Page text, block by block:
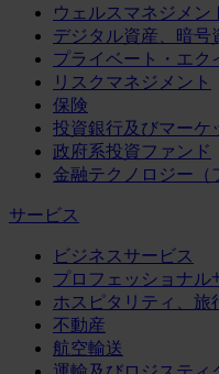
ウェルスマネジメン
デジタル資産、暗号
プライベート・エク
リスクマネジメント
保険
投資銀行及びマーケ
政府系投資ファンド
金融テクノロジー（
サービス
ビジネスサービス
プロフェッショナル
ホスピタリティ、旅
不動産
航空輸送